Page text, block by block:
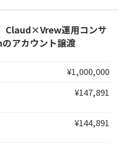
Claud×Vrew運用コンサ
アカウント譲渡
¥1,000,000
¥147,891
¥144,891